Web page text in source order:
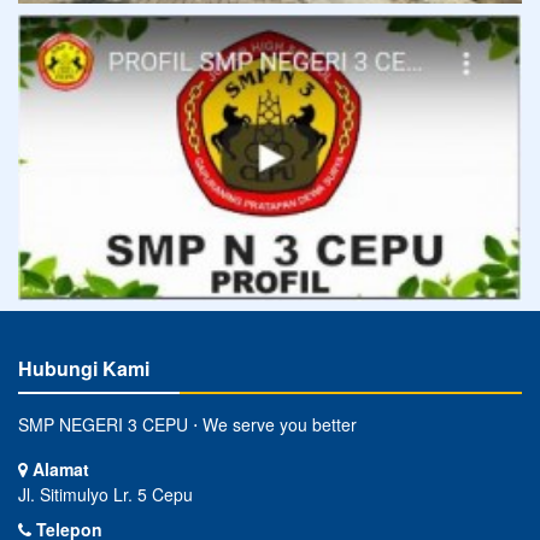
Hubungi Kami
SMP NEGERI 3 CEPU ⋅ We serve you better
Alamat
Jl. Sitimulyo Lr. 5 Cepu
Telepon